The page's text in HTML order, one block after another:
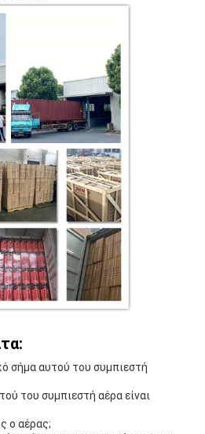
σήμα αυτού του συμπιεστή
του συμπιεστή αέρα είναι
ο αέρας;